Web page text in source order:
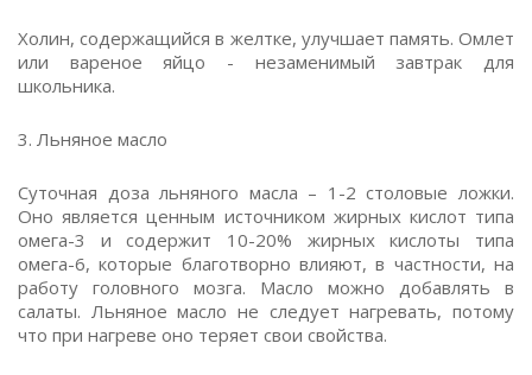
Холин, содержащийся в желтке, улучшает память. Омлет
или вареное яйцо - незаменимый завтрак для
школьника.
3. Льняное масло
Суточная доза льняного масла – 1-2 столовые ложки.
Оно является ценным источником жирных кислот типа
омега-3 и содержит 10-20% жирных кислоты типа
омега-6, которые благотворно влияют, в частности, на
работу головного мозга. Масло можно добавлять в
салаты. Льняное масло не следует нагревать, потому
что при нагреве оно теряет свои свойства.